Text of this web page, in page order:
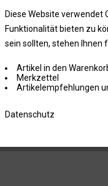
Diese Website verwendet
Funktionalität bieten zu
sein sollten, stehen Ihnen
Artikel in den
Merkzettel
Artikelempfehlungen
Datenschutz